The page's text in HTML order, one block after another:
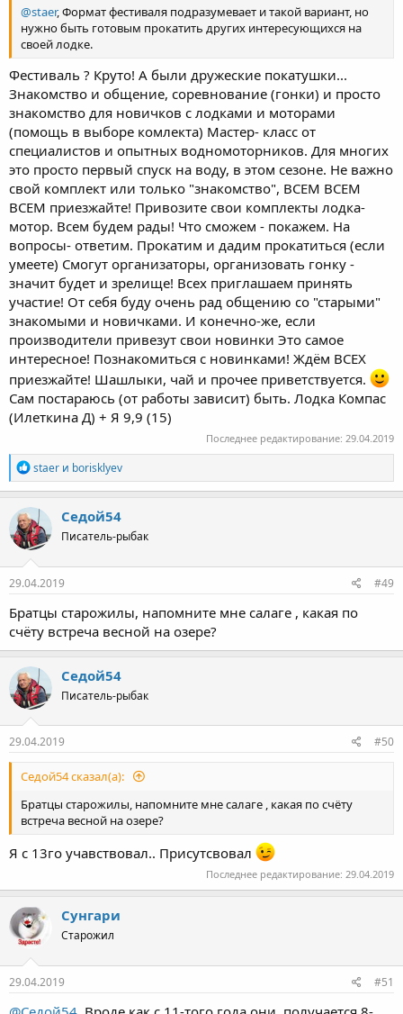
@staer, Формат фестиваля подразумевает и такой вариант, но
нужно быть готовым прокатить других интересующихся на
своей лодке.
Фестиваль ? Круто! А были дружеские покатушки...
Знакомство и общение, соревнование (гонки) и просто
знакомство для новичков с лодками и моторами
(помощь в выборе комлекта) Мастер- класс от
специалистов и опытных водномоторников. Для многих
это просто первый спуск на воду, в этом сезоне. Не важно
свой комплект или только "знакомство", ВСЕМ ВСЕМ
ВСЕМ приезжайте! Привозите свои комплекты лодка-
мотор. Всем будем рады! Что сможем - покажем. На
вопросы- ответим. Прокатим и дадим прокатиться (если
умеете) Смогут организаторы, организовать гонку -
значит будет и зрелище! Всех приглашаем принять
участие! От себя буду очень рад общению со "старыми"
знакомыми и новичками. И конечно-же, если
производители привезут свои новинки Это самое
интересное! Познакомиться с новинками! Ждём ВСЕХ
приезжайте! Шашлыки, чай и прочее приветствуется.
Сам постараюсь (от работы зависит) быть. Лодка Компас
(Илеткина Д) + Я 9,9 (15)
Последнее редактирование: 29.04.2019
Р
е
а
к
ц
и
и
:
staer и borisklyev
Седой54
Писатель-рыбак
29.04.2019 #49
Братцы старожилы, напомните мне салаге , какая по
счёту встреча весной на озере?
Седой54
Писатель-рыбак
29.04.2019 #50
Седой54 сказал(а):
Братцы старожилы, напомните мне салаге , какая по счёту
встреча весной на озере?
Я с 13го учавствовал.. Присутсвовал
Последнее редактирование: 29.04.2019
Сунгари
Старожил
29.04.2019 #51